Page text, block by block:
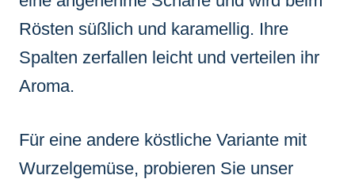
Rösten süßlich und karamellig. Ihre
Spalten zerfallen leicht und verteilen ihr
Aroma.
Für eine andere köstliche Variante mit
Wurzelgemüse, probieren Sie unser